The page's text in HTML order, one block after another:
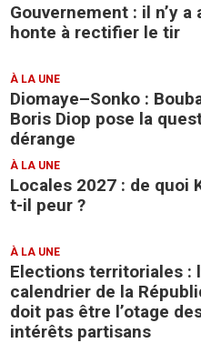
Gouvernement : il n’y a
honte à rectifier le tir
À LA UNE
Diomaye–Sonko :
Boris Diop pose la
dérange
À LA UNE
Locales 2027 : de quoi
t-il peur ?
À LA UNE
Elections territoriales :
calendrier de la
doit pas être l’otage
intérêts partisans